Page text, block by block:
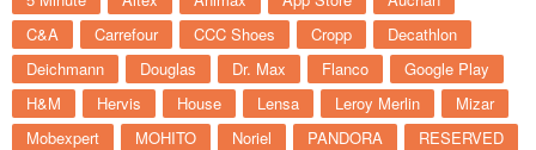
C&A
Carrefour CCC Shoes Cropp
Decathlon
Deichmann
Douglas Dr. Max Flanco
Google Play
H&M
Hervis House Lensa Leroy Merlin
Mizar
Mobexpert
MOHITO Noriel PANDORA
RESERVED